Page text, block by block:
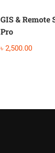
GIS & Remote
Pro
৳ 2,500.00